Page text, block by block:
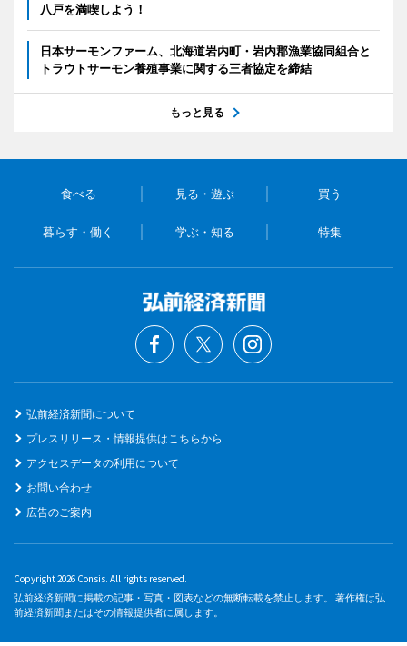
八戸を満喫しよう！
日本サーモンファーム、北海道岩内町・岩内郡漁業協同組合と
トラウトサーモン養殖事業に関する三者協定を締結
もっと見る
食べる 見る・遊ぶ 買う
暮らす・働く 学ぶ・知る 特集
弘前経済新聞について
プレスリリース・情報提供はこちらから
アクセスデータの利用について
お問い合わせ
広告のご案内
Copyright 2026 Consis. All rights reserved.
弘前経済新聞に掲載の記事・写真・図表などの無断転載を禁止します。 著作権は弘
前経済新聞またはその情報提供者に属します。